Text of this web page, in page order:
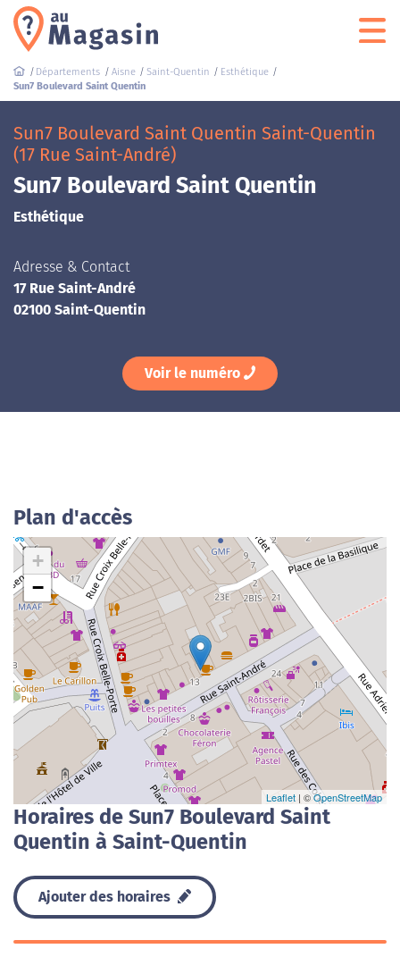
Départements Aisne Saint-Quentin
Esthétique
Sun7 Boulevard Saint Quentin
Sun7 Boulevard Saint Quentin Saint-Quentin
(17 Rue Saint-André)
Sun7 Boulevard Saint Quentin
Esthétique
Adresse & Contact
17 Rue Saint-André
02100 Saint-Quentin
Voir le numéro
Plan d'accès
+
−
Leaflet | ©OpenStreetMap
Horaires de Sun7 Boulevard Saint
Quentin à Saint-Quentin
Ajouter des horaires